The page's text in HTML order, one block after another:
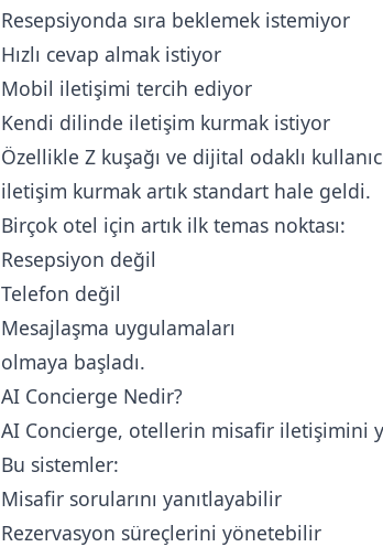
Resepsiyonda sıra beklemek istemiyor
Hızlı cevap almak istiyor
Mobil iletişimi tercih ediyor
Kendi dilinde iletişim kurmak istiyor
Özellikle Z kuşağı ve dijital odaklı
iletişim kurmak artık standart hale geldi.
Birçok otel için artık ilk temas noktası:
Resepsiyon değil
Telefon değil
Mesajlaşma uygulamaları
olmaya başladı.
AI Concierge Nedir?
AI Concierge, otellerin misafir iletişimini
Bu sistemler:
Misafir sorularını yanıtlayabilir
Rezervasyon süreçlerini yönetebilir